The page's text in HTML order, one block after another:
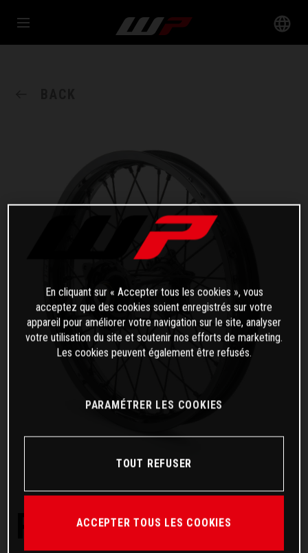
Roue arrière
En cliquant sur « Accepter tous les cookies », vous
acceptez que des cookies soient enregistrés sur votre
appareil pour améliorer votre navigation sur le site, analyser
votre utilisation du site et soutenir nos efforts de marketing.
Les cookies peuvent également être refusés.
PARAMÉTRER LES COOKIES
TOUT REFUSER
ACCEPTER TOUS LES COOKIES